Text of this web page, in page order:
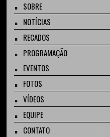
SOBRE
NOTÍCIAS
RECADOS
PROGRAMAÇÃO
EVENTOS
FOTOS
VÍDEOS
EQUIPE
CONTATO